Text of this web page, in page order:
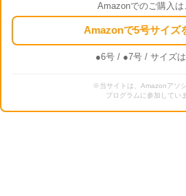
Amazonでのご購入は
Amazonで5号サイズ
●6号/ ●7号/ サイズは
※当サイトは、Amazonアソ
プログラムに参加してい